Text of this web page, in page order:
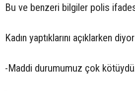
Bu ve benzeri bilgiler polis
Kadın yaptıklarını açıklarken
-Maddi durumumuz çok